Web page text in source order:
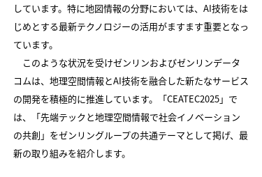
しています。特に地図情報の分野においては、AI技術をは
じめとする最新テクノロジーの活用がますます重要となっ
ています。
このような状況を受けゼンリンおよびゼンリンデータ
コムは、地理空間情報とAI技術を融合した新たなサービス
の開発を積極的に推進しています。「CEATEC2025」で
は、「先端テックと地理空間情報で社会イノベーション
の共創」をゼンリングループの共通テーマとして掲げ、最
新の取り組みを紹介します。